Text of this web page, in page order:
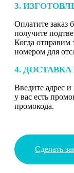
3.
Оплатите заказ
получите
Когда отправим
номером для
4.
Введите адрес и
у вас есть
промокода.
Сделать